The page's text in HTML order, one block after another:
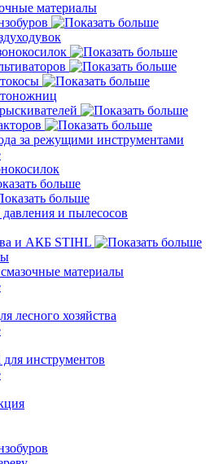
материалы
за режущими инструментами
и пылесосов
и АКБ STIHL
материалы
лесного хозяйства
инструментов